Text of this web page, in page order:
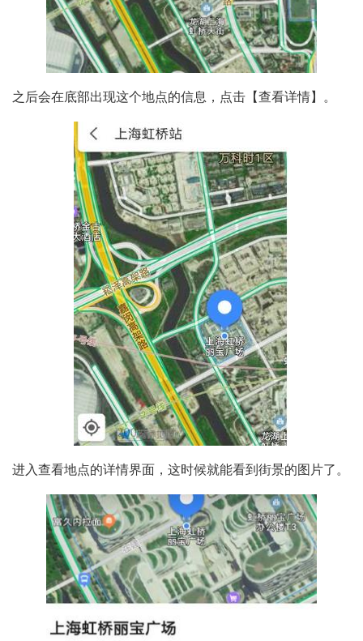
之后会在底部出现这个地点的信息，点击【查看详情】。
进入查看地点的详情界面，这时候就能看到街景的图片了。